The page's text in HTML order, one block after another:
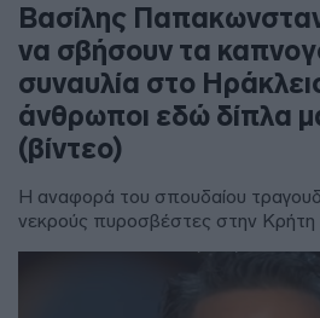
Βασίλης
να σβήσουν τα
συναυλία στο
άνθρωποι εδώ δίπλα
(βίντεο)
Η αναφορά του σπουδαίου
νεκρούς πυροσβέστες στην Κρήτη